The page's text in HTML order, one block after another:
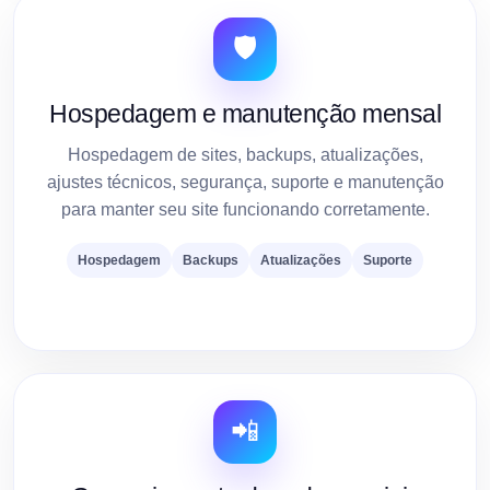
🛡️
Hospedagem e manutenção mensal
Hospedagem de sites, backups, atualizações,
ajustes técnicos, segurança, suporte e manutenção
para manter seu site funcionando corretamente.
Hospedagem Backups Atualizações Suporte
📲